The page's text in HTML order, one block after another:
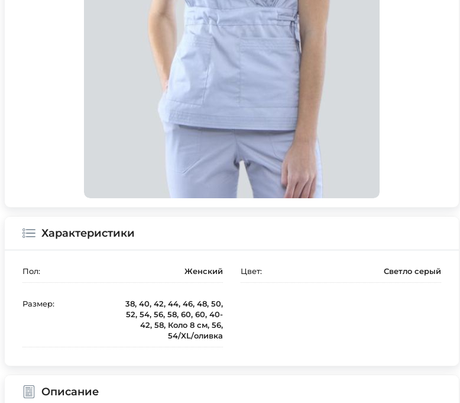
Характеристики
Пол: Женский Цвет: Светло серый
Размер:
38, 40, 42, 44, 46, 48, 50,
52, 54, 56, 58, 60, 60, 40-
42, 58, Коло 8 см, 56,
54/XL/оливка
Описание